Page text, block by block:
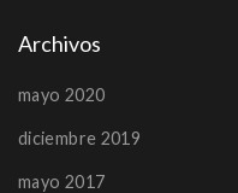
Archivos
mayo 2020
diciembre 2019
mayo 2017